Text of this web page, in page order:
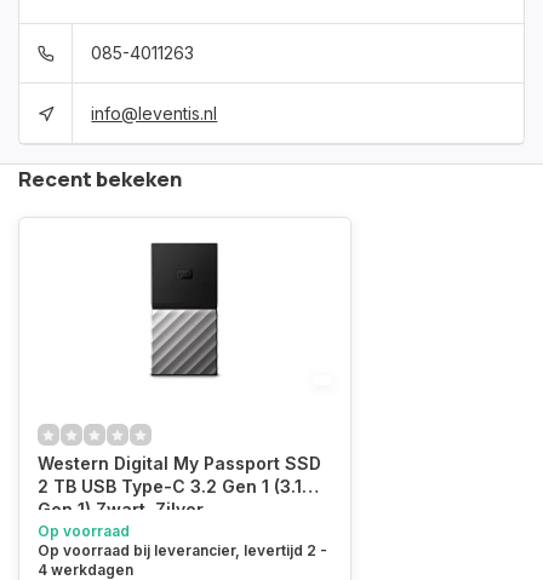
085-4011263
info@leventis.nl
Recent bekeken
Western Digital My Passport SSD
2 TB USB Type-C 3.2 Gen 1 (3.1
Gen 1) Zwart, Zilver
(WDBKVX0020PSL-WESN)
Op voorraad
Op voorraad bij leverancier, levertijd 2 -
4 werkdagen